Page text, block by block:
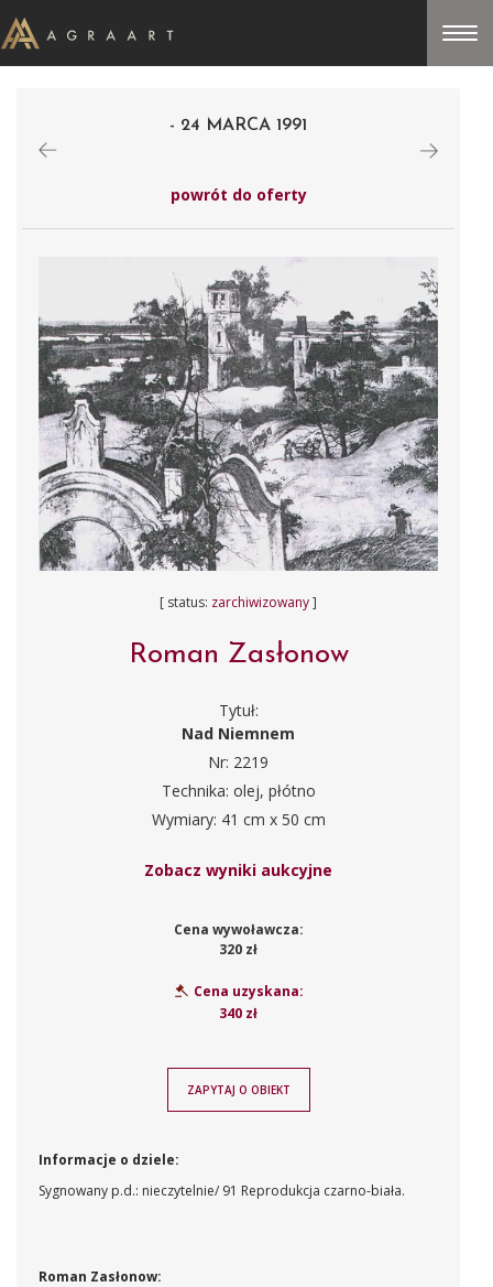
- 24 MARCA 1991
powrót do oferty
[ status: zarchiwizowany]
Roman Zasłonow
Tytuł:
Nad Niemnem
Nr: 2219
Technika: olej, płótno
Wymiary: 41 cm x 50 cm
Zobacz wyniki aukcyjne
Cena wywoławcza:
320 zł
Cena uzyskana:
340 zł
ZAPYTAJ O OBIEKT
Informacje o dziele:
Sygnowany p.d.: nieczytelnie/ 91 Reprodukcja czarno-biała.
Roman Zasłonow: